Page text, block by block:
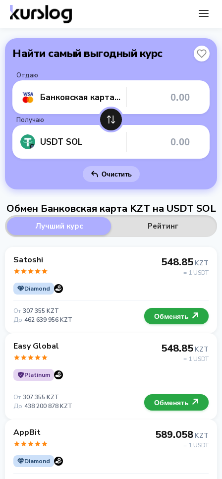
Найти самый выгодный курс
Отдаю
Банковская карта KZT
Получаю
USDT SOL
Очистить
Обмен Банковская карта KZT на USDT SOL
Лучший курс Рейтинг
Satoshi
Diamond
548.85KZT
= 1 USDT
От 307 355 KZT
До 462 639 956 KZT Обменять
Easy Global
Platinum
548.85KZT
= 1 USDT
От 307 355 KZT
До 438 200 878 KZT Обменять
AppBit
Diamond
589.058KZT
= 1 USDT